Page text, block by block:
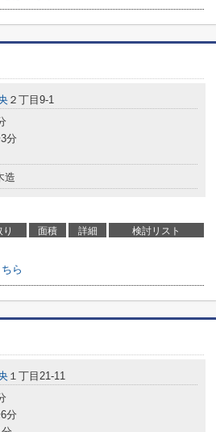
２丁目9-1
分
造
り 面積 詳細 検討リスト
ら
１丁目21-11
分